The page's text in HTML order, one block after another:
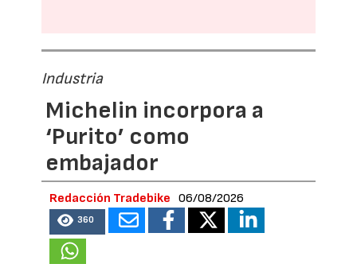
Industria
Michelin incorpora a
‘Purito’ como
embajador
Redacción Tradebike 06/08/2026
360